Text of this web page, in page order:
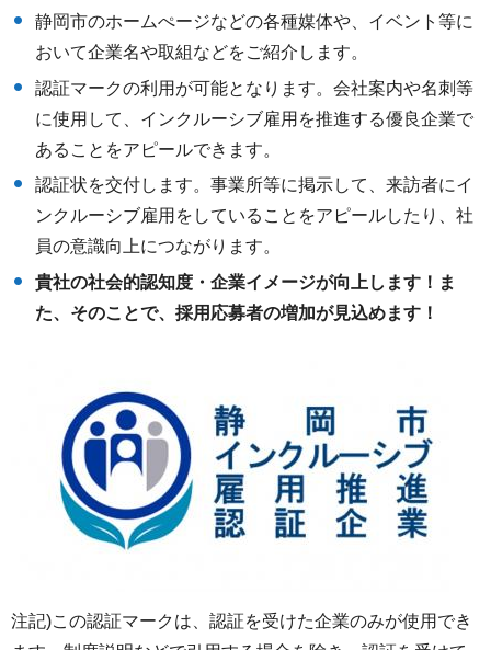
静岡市のホームぺージなどの各種媒体や、イベント等に
おいて企業名や取組などをご紹介します。
認証マークの利用が可能となります。会社案内や名刺等
に使用して、インクルーシブ雇用を推進する優良企業で
あることをアピールできます。
認証状を交付します。事業所等に掲示して、来訪者にイ
ンクルーシブ雇用をしていることをアピールしたり、社
員の意識向上につながります。
貴社の社会的認知度・企業イメージが向上します！ ま
た、そのことで、採用応募者の増加が見込めます！
注記)この認証マークは、認証を受けた企業のみが使用でき